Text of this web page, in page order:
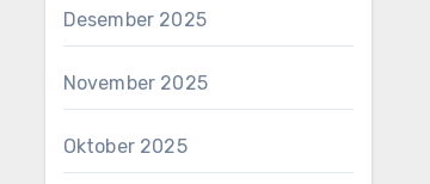
Desember 2025
November 2025
Oktober 2025